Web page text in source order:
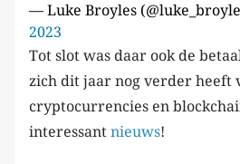
— Luke Broyles
2023
Tot slot was daar ook de
zich dit jaar nog verder heeft
cryptocurrencies en
interessant nieuws!